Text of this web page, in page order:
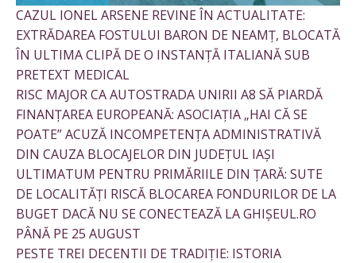
CAZUL IONEL ARSENE REVINE ÎN ACTUALITATE:
EXTRĂDAREA FOSTULUI BARON DE NEAMȚ, BLOCATĂ
ÎN ULTIMA CLIPĂ DE O INSTANȚĂ ITALIANĂ SUB
PRETEXT MEDICAL
RISC MAJOR CA AUTOSTRADA UNIRII A8 SĂ PIARDĂ
FINANȚAREA EUROPEANĂ: ASOCIAȚIA „HAI CĂ SE
POATE” ACUZĂ INCOMPETENȚA ADMINISTRATIVĂ
DIN CAUZA BLOCAJELOR DIN JUDEȚUL IAȘI
ULTIMATUM PENTRU PRIMĂRIILE DIN ȚARĂ: SUTE
DE LOCALITĂȚI RISCĂ BLOCAREA FONDURILOR DE LA
BUGET DACĂ NU SE CONECTEAZĂ LA GHIȘEUL.RO
PÂNĂ PE 25 AUGUST
PESTE TREI DECENTII DE TRADIȚIE: ISTORIA